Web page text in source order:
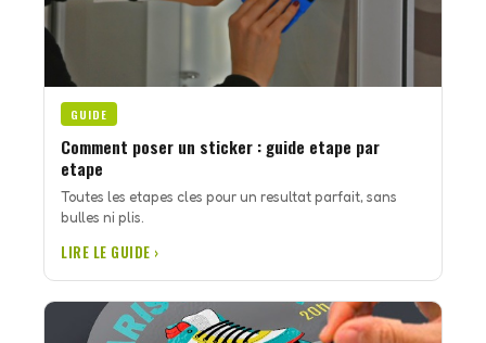
GUIDE
Comment poser un sticker : guide etape par
etape
Toutes les etapes cles pour un resultat parfait, sans
bulles ni plis.
LIRE LE GUIDE ›